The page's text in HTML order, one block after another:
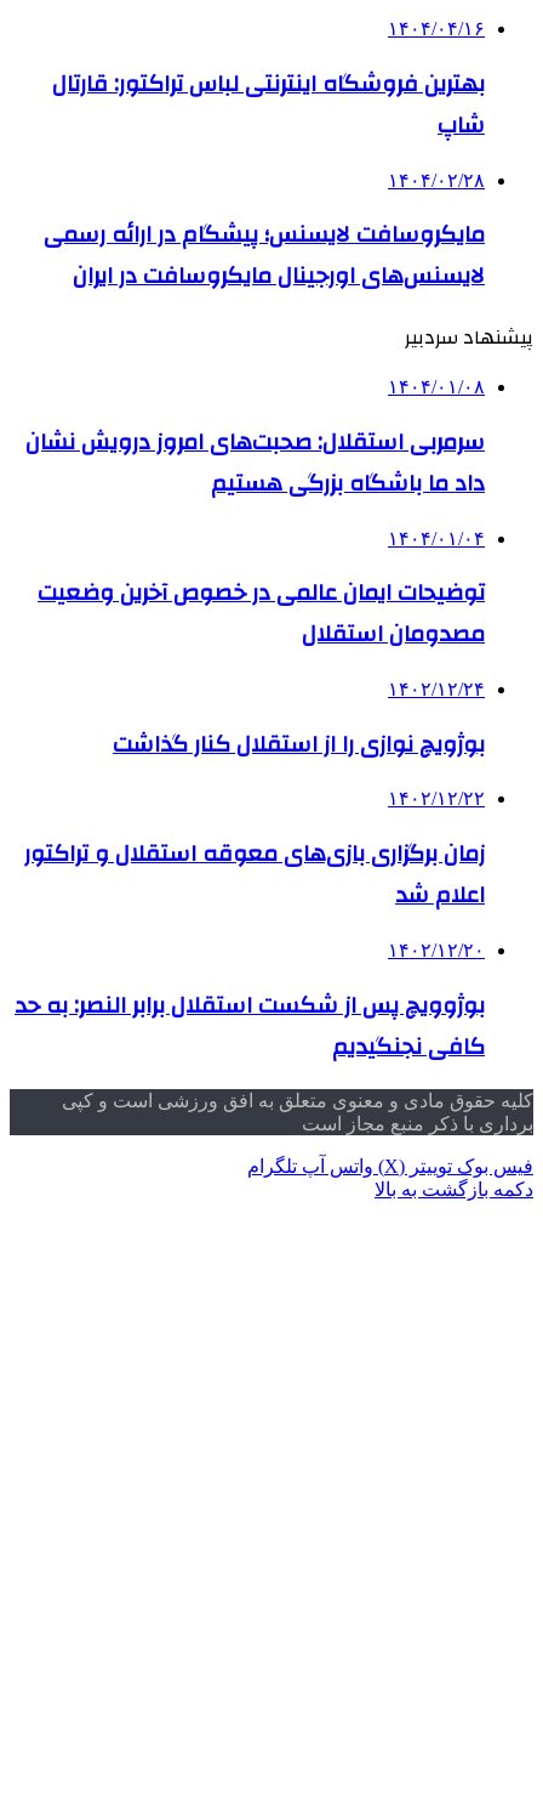
۱۴۰۴/۰۴/۱۶
بهترین فروشگاه اینترنتی لباس تراکتور: قارتال
شاپ
۱۴۰۴/۰۲/۲۸
مایکروسافت لایسنس؛ پیشگام در ارائه رسمی
لایسنس‌های اورجینال مایکروسافت در ایران
پیشنهاد سردبیر
۱۴۰۴/۰۱/۰۸
سرمربی استقلال: صحبت‌های امروز درویش نشان
داد ما باشگاه بزرگی هستیم
۱۴۰۴/۰۱/۰۴
توضیحات ایمان عالمی در خصوص آخرین وضعیت
مصدومان استقلال
۱۴۰۲/۱۲/۲۴
بوژویچ نوازی را از استقلال کنار گذاشت
۱۴۰۲/۱۲/۲۲
زمان برگزاری بازی‌های معوقه استقلال و تراکتور
اعلام شد
۱۴۰۲/۱۲/۲۰
بوژوویچ پس از شکست استقلال برابر النصر: به حد
کافی نجنگیدیم
کلیه حقوق مادی و معنوی متعلق به افق ورزشی است و کپی
برداری با ذکر منبع مجاز است
فیس بوک توییتر (X) واتس آپ تلگرام
دکمه بازگشت به بالا